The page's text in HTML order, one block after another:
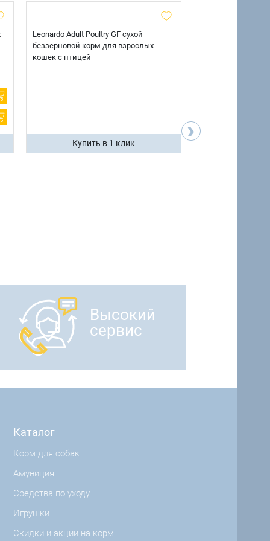
Leonardo Adult Poultry GF сухой
беззерновой корм для взрослых
кошек с птицей
Купить в 1 клик ›
Высокий
сервис
Каталог
Корм для собак
Амуниция
Средства по уходу
Игрушки
Скидки и акции на корм